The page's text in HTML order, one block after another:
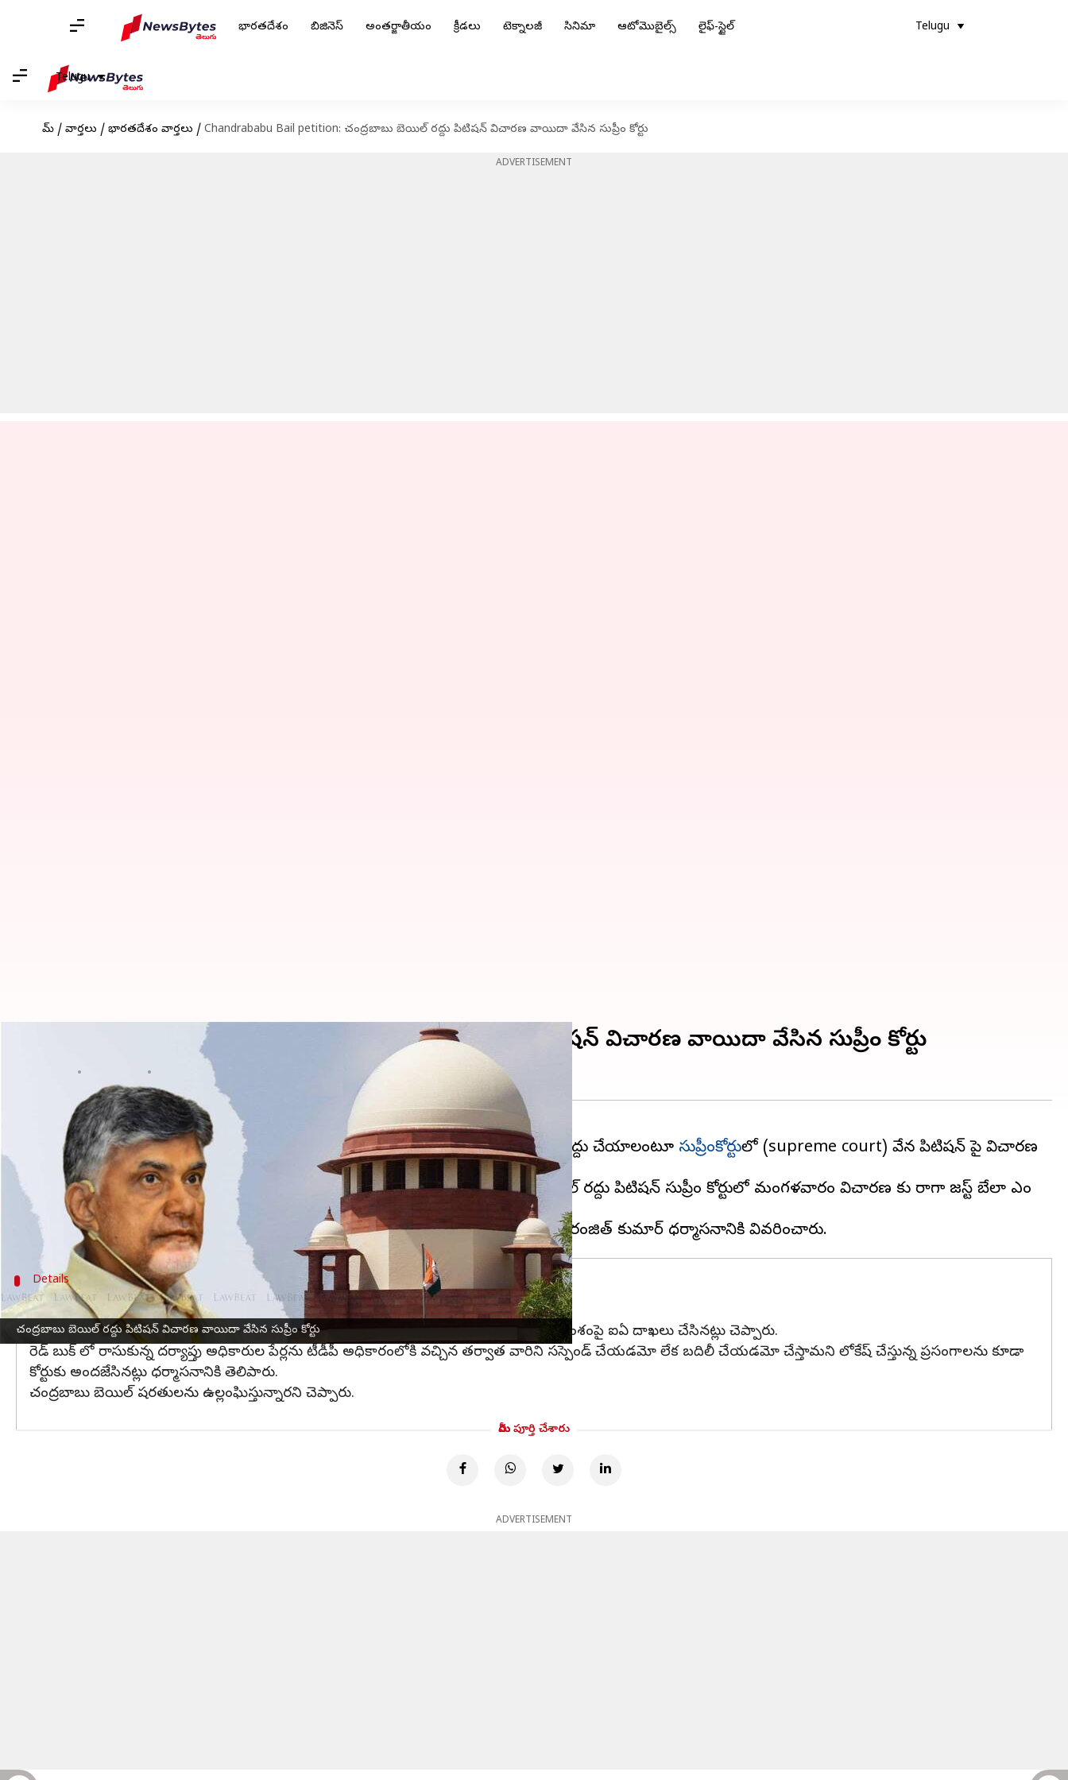
భారతదేశం బిజినెస్ అంతర్జాతీయం క్రీడలు టెక్నాలజీ సినిమా ఆటోమొబైల్స్ లైఫ్-స్టైల్ Telugu
Telugu
హోమ్ / వార్తలు / భారతదేశం వార్తలు / Chandrababu Bail petition: చంద్రబాబు బెయిల్‌ రద్దు పిటిషన్‌ విచారణ వాయిదా వేసిన సుప్రీం కోర్టు
ADVERTISEMENT
చంద్రబాబు బెయిల్‌ రద్దు పిటిషన్‌ విచారణ వాయిదా వేసిన సుప్రీం కోర్టు
Chandrababu Bail petition: చంద్రబాబు బెయిల్‌ రద్దు పిటిషన్‌ విచారణ వాయిదా వేసిన సుప్రీం కోర్టు
ఈ వార్తాకథనం ఏంటి
స్కిల్‌ కుంభకోణం కేసు (Skill scam) లో చంద్రబాబు నాయుడు(Chandra babu) బెయిల్‌ రద్దు చేయాలంటూ సుప్రీంకోర్టులో (supreme court) వేసిన పిటిషన్‌ పై విచారణ
వాయిదా పడింది.
ఈ పిటిషన్‌ పై విచారణను సుప్రీం కోర్టు మే 7 వ తేదీ వరకు వాయిదా వేసింది.చంద్రబాబు బెయిల్‌ రద్దు పిటిషన్‌ సుప్రీం కోర్టులో మంగళవారం విచారణ కు రాగా జస్టిస్‌ బేలా ఎం
త్రివేది, జస్టిస్‌ పంకజ్‌ మిట్టల్‌ ధర్మాసనం విచారించింది.
Details
లోకేష్‌ ప్రసంగాలను కోర్టుకు..
తాము అధికారంలోకి వచ్చాక దర్యాప్తు అధికారుల సంగతి చూస్తామని బెదిరిస్తున్నారని తెలిపారు. ఈ అంశంపై ఐఏ దాఖలు చేసినట్లు చెప్పారు.
రెడ్‌ బుక్‌ లో రాసుకున్న దర్యాప్తు అధికారుల పేర్లను టీడీపీ అధికారంలోకి వచ్చిన తర్వాత వారిని సస్పెండ్‌ చేయడమో లేక బదిలీ చేయడమో చేస్తామని లోకేష్‌ చేస్తున్న ప్రసంగాలను కూడా
కోర్టుకు అందజేసినట్లు ధర్మాసనానికి తెలిపారు.
చంద్రబాబు బెయిల్‌ షరతులను ఉల్లంఘిస్తున్నారని చెప్పారు.
మీరు పూర్తి చేశారు
ADVERTISEMENT